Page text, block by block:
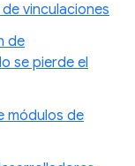
vinculaciones
de
se pierde el
módulos de